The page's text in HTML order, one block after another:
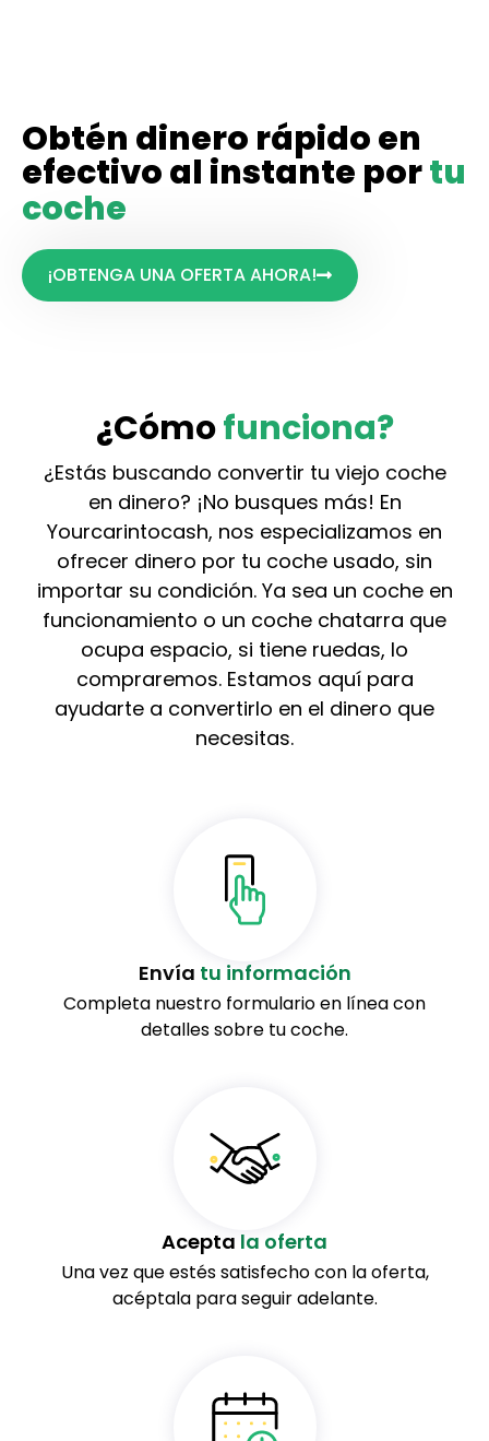
Obtén dinero rápido en
efectivo al instante portu
coche
¡OBTENGA UNA OFERTA AHORA!
¿Cómofunciona?
¿Estás buscando convertir tu viejo coche
en dinero? ¡No busques más! En
Yourcarintocash, nos especializamos en
ofrecer dinero por tu coche usado, sin
importar su condición. Ya sea un coche en
funcionamiento o un coche chatarra que
ocupa espacio, si tiene ruedas, lo
compraremos. Estamos aquí para
ayudarte a convertirlo en el dinero que
necesitas.
Envía tu información
Completa nuestro formulario en línea con
detalles sobre tu coche.
Acepta la oferta
Una vez que estés satisfecho con la oferta,
acéptala para seguir adelante.